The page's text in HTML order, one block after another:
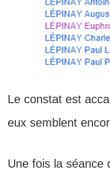
Le constat est
eux semblent
Une fois la séance